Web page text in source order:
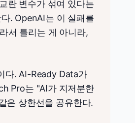
란 변수가 섞여 있다는
. OpenAI는 이 실패를
서 틀리는 게 아니라,
다. AI-Ready Data가
Pro는 "AI가 지저분한
은 상한선을 공유한다.